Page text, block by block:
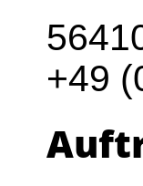
+49